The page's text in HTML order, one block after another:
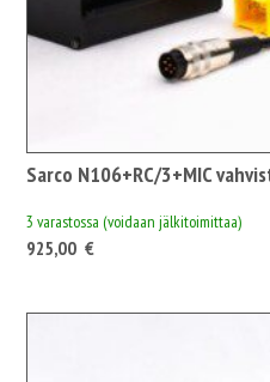
Sarco N106+RC/3+MIC
3 varastossa (voidaan jälkitoimittaa)
925,00 €